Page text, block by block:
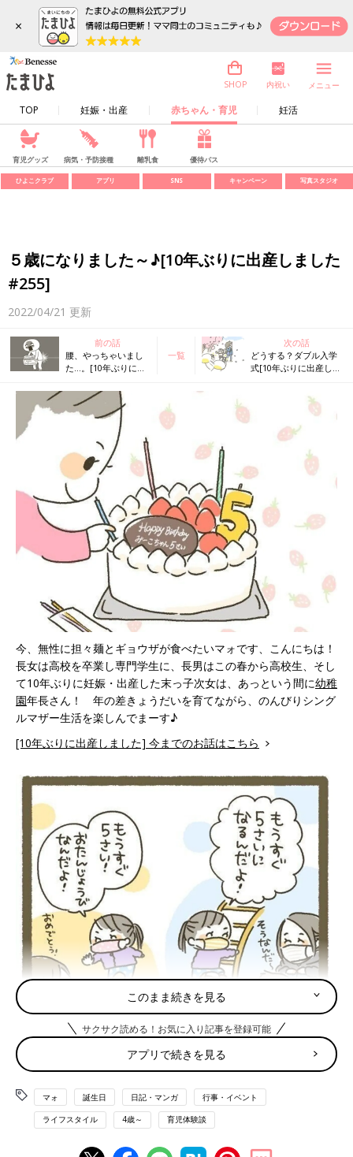
×
TOP 妊娠・出産 赤ちゃん・育児 妊活
SHOP 内祝い メニュー
育児グッズ 病気・予防接種 離乳食 優待パス
ひよこクラブ アプリ SNS キャンペーン 写真スタジオ
５歳になりました～♪[10年ぶりに出産しました
#255]
2022/04/21 更新
前の話
腰、やっちゃいまし
た…。[10年ぶりに出
一覧
次の話
どうする？ダブル入学
式[10年ぶりに出産しま
今、無性に担々麺とギョウザが食べたいマォです、こんにちは！
長女は高校を卒業し専門学生に、長男はこの春から高校生、そし
て10年ぶりに妊娠・出産した末っ子次女は、あっという間に幼稚
園年長さん！ 年の差きょうだいを育てながら、のんびりシング
ルマザー生活を楽しんでまーす♪
[10年ぶりに出産しました] 今までのお話はこちら
このまま続きを見る
サクサク読める！お気に入り記事を登録可能
アプリで続きを見る
マォ 誕生日 日記・マンガ 行事・イベント
ライフスタイル 4歳～ 育児体験談